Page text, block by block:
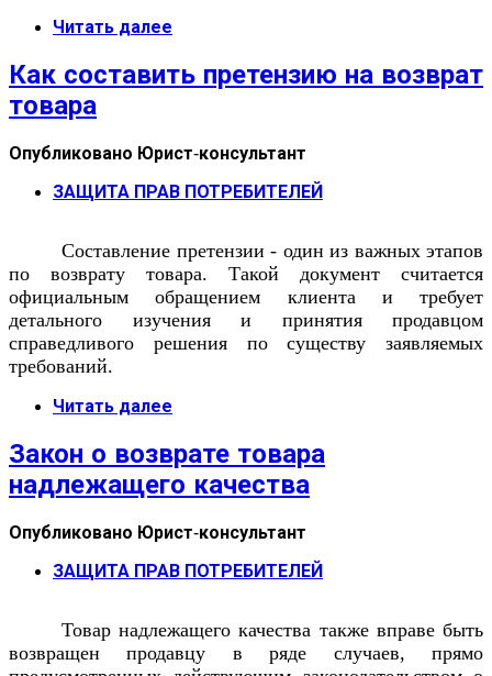
Читать далее
Как составить претензию на возврат
товара
Опубликовано Юрист-консультант
ЗАЩИТА ПРАВ ПОТРЕБИТЕЛЕЙ
Составление претензии - один из важных этапов
по возврату товара. Такой документ считается
официальным обращением клиента и требует
детального изучения и принятия продавцом
справедливого решения по существу заявляемых
требований.
Читать далее
Закон о возврате товара
надлежащего качества
Опубликовано Юрист-консультант
ЗАЩИТА ПРАВ ПОТРЕБИТЕЛЕЙ
Товар надлежащего качества также вправе быть
возвращен продавцу в ряде случаев, прямо